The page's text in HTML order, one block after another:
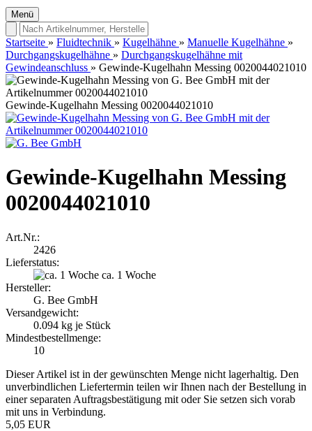
Menü
Startseite » Fluidtechnik » Kugelhähne » Manuelle Kugelhähne »
Durchgangskugelhähne » Durchgangskugelhähne mit
Gewindeanschluss » Gewinde-Kugelhahn Messing 0020044021010
Gewinde-Kugelhahn Messing 0020044021010
Gewinde-Kugelhahn Messing
0020044021010
Art.Nr.:
2426
Lieferstatus:
ca. 1 Woche
Hersteller:
G. Bee GmbH
Versandgewicht:
0.094 kg je Stück
Mindestbestellmenge:
10
Dieser Artikel ist in der gewünschten Menge nicht lagerhaltig. Den
unverbindlichen Liefertermin teilen wir Ihnen nach der Bestellung in
einer separaten Auftragsbestätigung mit oder Sie setzen sich vorab
mit uns in Verbindung.
5,05 EUR